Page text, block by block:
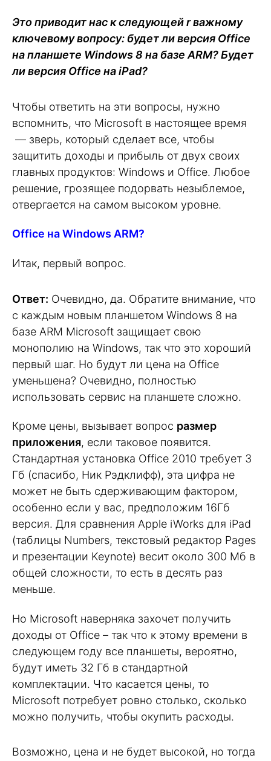
Это приводит нас к следующей r важному
ключевому вопросу: будет ли версия Office
на планшете Windows 8 на базе ARM? Будет
ли версия Office на iPad?
Чтобы ответить на эти вопросы, нужно
вспомнить, что Microsoft в настоящее время
— зверь, который сделает все, чтобы
защитить доходы и прибыль от двух своих
главных продуктов: Windows и Office. Любое
решение, грозящее подорвать незыблемое,
отвергается на самом высоком уровне.
Office на Windows ARM?
Итак, первый вопрос.
Ответ: Очевидно, да. Обратите внимание, что
с каждым новым планшетом Windows 8 на
базе ARM Microsoft защищает свою
монополию на Windows, так что это хороший
первый шаг. Но будут ли цена на Office
уменьшена? Очевидно, полностью
использовать сервис на планшете сложно.
Кроме цены, вызывает вопрос размер
приложения, если таковое появится.
Стандартная установка Office 2010 требует 3
Гб (спасибо, Ник Рэдклифф), эта цифра не
может не быть сдерживающим фактором,
особенно если у вас, предположим 16Гб
версия. Для сравнения Apple iWorks для iPad
(таблицы Numbers, текстовый редактор Pages
и презентации Keynote) весит около 300 Мб в
общей сложности, то есть в десять раз
меньше.
Но Microsoft наверняка захочет получить
доходы от Office – так что к этому времени в
следующем году все планшеты, вероятно,
будут иметь 32 Гб в стандартной
комплектации. Что касается цены, то
Microsoft потребует ровно столько, сколько
можно получить, чтобы окупить расходы.
Возможно, цена и не будет высокой, но тогда